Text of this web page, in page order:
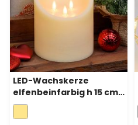
LED-Wachskerze
elfenbeinfarbig h 15 cm,
3 bewegliche Flammen,
Ø 15 cm